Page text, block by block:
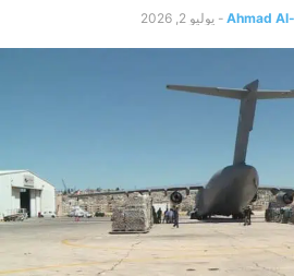
Ahmad
- يوليو 2, 2026